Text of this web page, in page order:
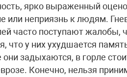
ярко выраженный
или неприязнь к людям.
часто поступают жалобы,
что у них ухудшается
они задыхаются, в горле
Конечно, нельзя